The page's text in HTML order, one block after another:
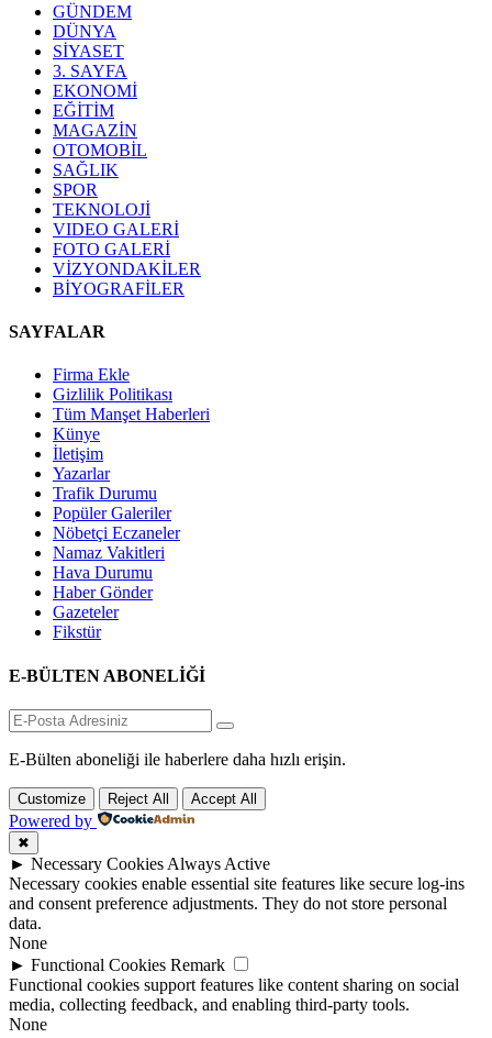
GÜNDEM
DÜNYA
SİYASET
3. SAYFA
EKONOMİ
EĞİTİM
MAGAZİN
OTOMOBİL
SAĞLIK
SPOR
TEKNOLOJİ
VIDEO GALERİ
FOTO GALERİ
VİZYONDAKİLER
BİYOGRAFİLER
SAYFALAR
Firma Ekle
Gizlilik Politikası
Tüm Manşet Haberleri
Künye
İletişim
Yazarlar
Trafik Durumu
Popüler Galeriler
Nöbetçi Eczaneler
Namaz Vakitleri
Hava Durumu
Haber Gönder
Gazeteler
Fikstür
E-BÜLTEN ABONELİĞİ
E-Bülten aboneliği ile haberlere daha hızlı erişin.
Customize Reject All Accept All
Powered by
✖
► Necessary Cookies Always Active
Necessary cookies enable essential site features like secure log-ins
and consent preference adjustments. They do not store personal
data.
None
► Functional Cookies Remark
Functional cookies support features like content sharing on social
media, collecting feedback, and enabling third-party tools.
None